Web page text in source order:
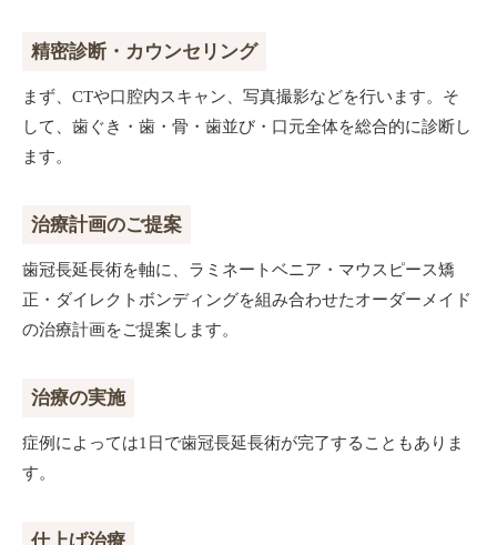
精密診断・カウンセリング
まず、CTや口腔内スキャン、写真撮影などを行います。そ
して、歯ぐき・歯・骨・歯並び・口元全体を総合的に診断し
ます。
治療計画のご提案
歯冠長延長術を軸に、ラミネートベニア・マウスピース矯
正・ダイレクトボンディングを組み合わせたオーダーメイド
の治療計画をご提案します。
治療の実施
症例によっては1日で歯冠長延長術が完了することもありま
す。